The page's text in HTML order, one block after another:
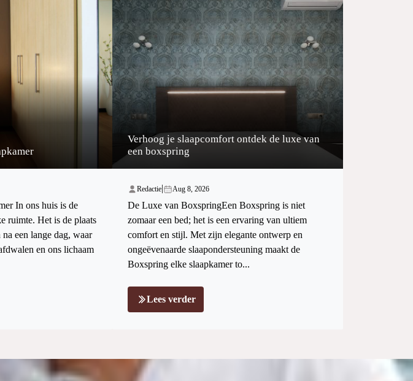
In ons huis is de
ruimte. Het is de plaats
een lange dag, waar
en ons lichaam
Verhoog je slaapcomfort ontdek de luxe van
een boxspring
Redactie| Aug 8, 2026
De Luxe van BoxspringEen Boxspring is niet
zomaar een bed; het is een ervaring van ultiem
comfort en stijl. Met zijn elegante ontwerp en
ongeëvenaarde slaapondersteuning maakt de
Boxspring elke slaapkamer to...
Lees verder